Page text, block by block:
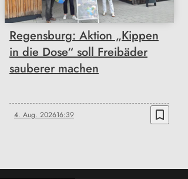
Regensburg: Aktion „Kippen
in die Dose“ soll Freibäder
sauberer machen
4. Aug. 202616:39 bookmark_border